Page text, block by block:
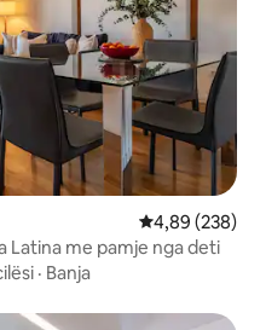
Vlerësimi
4,89 (238)
Latina me pamje nga deti
· Banja